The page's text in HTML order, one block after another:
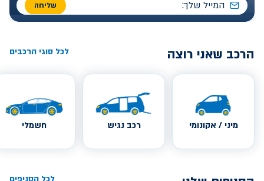
שליחה
הרכב שאני רוצה לכל סוגי הרכבים
מיני / אקונומי רכב נגיש חשמלי